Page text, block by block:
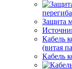
перегиба
Защита
Кабель
(витая
Кабель